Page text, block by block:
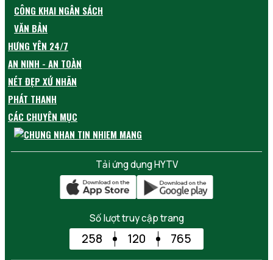
CÔNG KHAI NGÂN SÁCH
VĂN BẢN
HƯNG YÊN 24/7
AN NINH - AN TOÀN
NÉT ĐẸP XỨ NHÃN
PHÁT THANH
CÁC CHUYÊN MỤC
Tải ứng dụng HYTV
Số lượt truy cập trang
258 120 765